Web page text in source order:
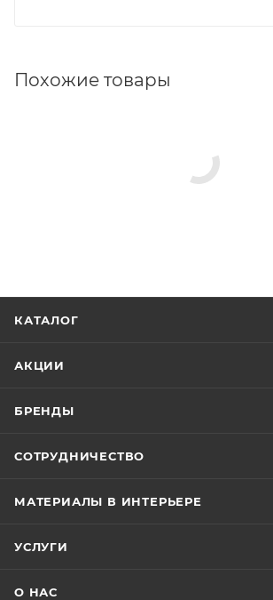
Похожие товары
КАТАЛОГ
АКЦИИ
БРЕНДЫ
СОТРУДНИЧЕСТВО
МАТЕРИАЛЫ В ИНТЕРЬЕРЕ
УСЛУГИ
О НАС